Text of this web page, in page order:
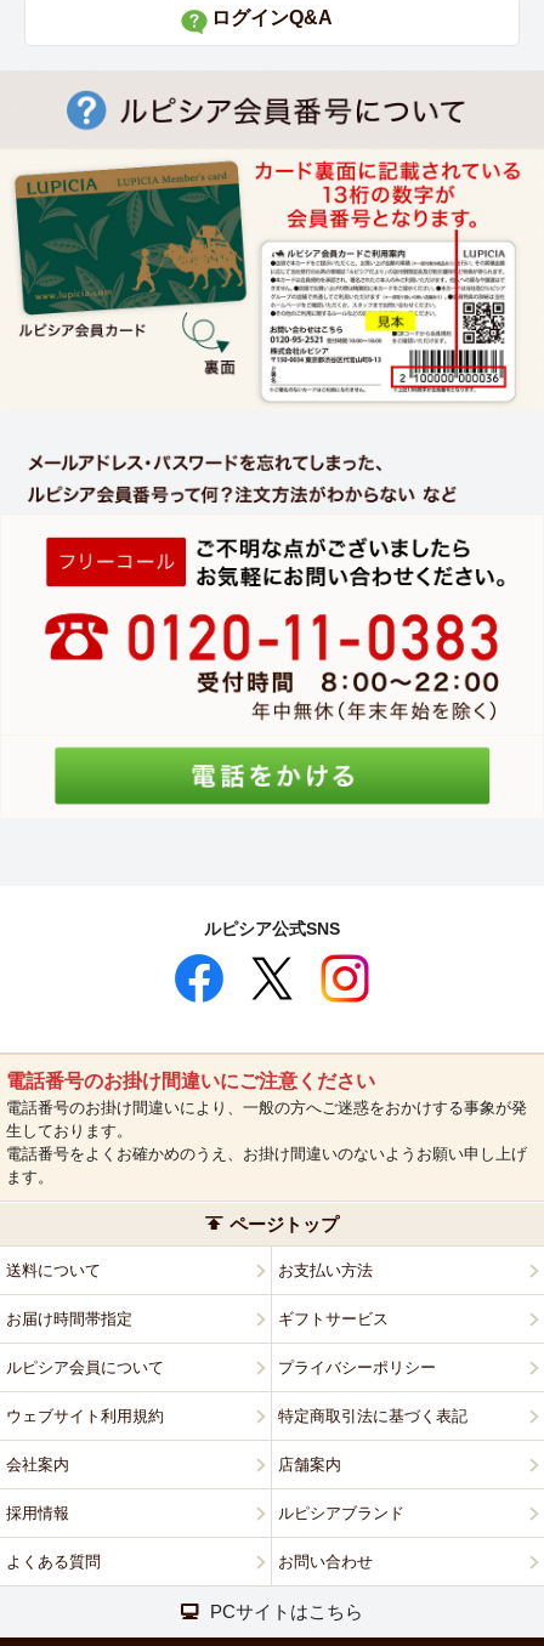
ルピシア公式SNS
電話番号のお掛け間違いにご注意ください
電話番号のお掛け間違いにより、一般の方へご迷惑をおかけする事象が発
生しております。
電話番号をよくお確かめのうえ、お掛け間違いのないようお願い申し上げ
ます。
ページトップ
送料について お支払い方法
お届け時間帯指定 ギフトサービス
ルピシア会員について プライバシーポリシー
ウェブサイト利用規約 特定商取引法に基づく表記
会社案内 店舗案内
採用情報 ルピシアブランド
よくある質問 お問い合わせ
PCサイトはこちら